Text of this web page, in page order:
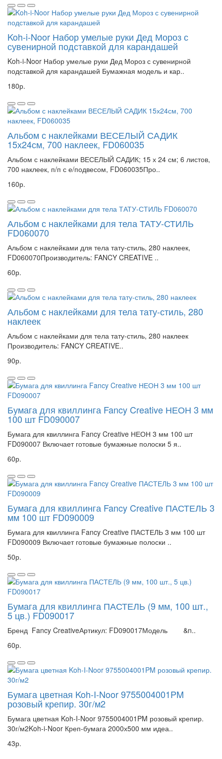
Koh-i-Noor Набор умелые руки Дед Мороз с
сувенирной подставкой для карандашей
Koh-i-Noor Набор умелые руки Дед Мороз с сувенирной
подставкой для карандашей Бумажная модель и кар..
180р.
Альбом с наклейками ВЕСЕЛЫЙ САДИК
15х24см, 700 наклеек, FD060035
Альбом с наклейками ВЕСЕЛЫЙ САДИК; 15 х 24 см; 6 листов,
700 наклеек, п/п с е/подвесом, FD060035Про..
160р.
Альбом с наклейками для тела ТАТУ-СТИЛЬ
FD060070
Альбом с наклейками для тела тату-стиль, 280 наклеек,
FD060070Производитель: FANCY CREATIVE ..
60р.
Альбом с наклейками для тела тату-стиль, 280
наклеек
Альбом с наклейками для тела тату-стиль, 280 наклеек
Производитель: FANCY CREATIVE..
90р.
Бумага для квиллинга Fancy Creative НЕОН 3 мм
100 шт FD090007
Бумага для квиллинга Fancy Creative НЕОН 3 мм 100 шт
FD090007 Включает готовые бумажные полоски 5 я..
60р.
Бумага для квиллинга Fancy Creative ПАСТЕЛЬ 3
мм 100 шт FD090009
Бумага для квиллинга Fancy Creative ПАСТЕЛЬ 3 мм 100 шт
FD090009 Включает готовые бумажные полоски ..
50р.
Бумага для квиллинга ПАСТЕЛЬ (9 мм, 100 шт.,
5 цв.) FD090017
Бренд Fancy CreativeАртикул: FD090017Модель &n..
60р.
Бумага цветная Koh-I-Noor 9755004001PM
розовый крепир. 30г/м2
Бумага цветная Koh-I-Noor 9755004001PM розовый крепир.
30г/м2Koh-i-Noor Креп-бумага 2000х500 мм идеа..
43р.